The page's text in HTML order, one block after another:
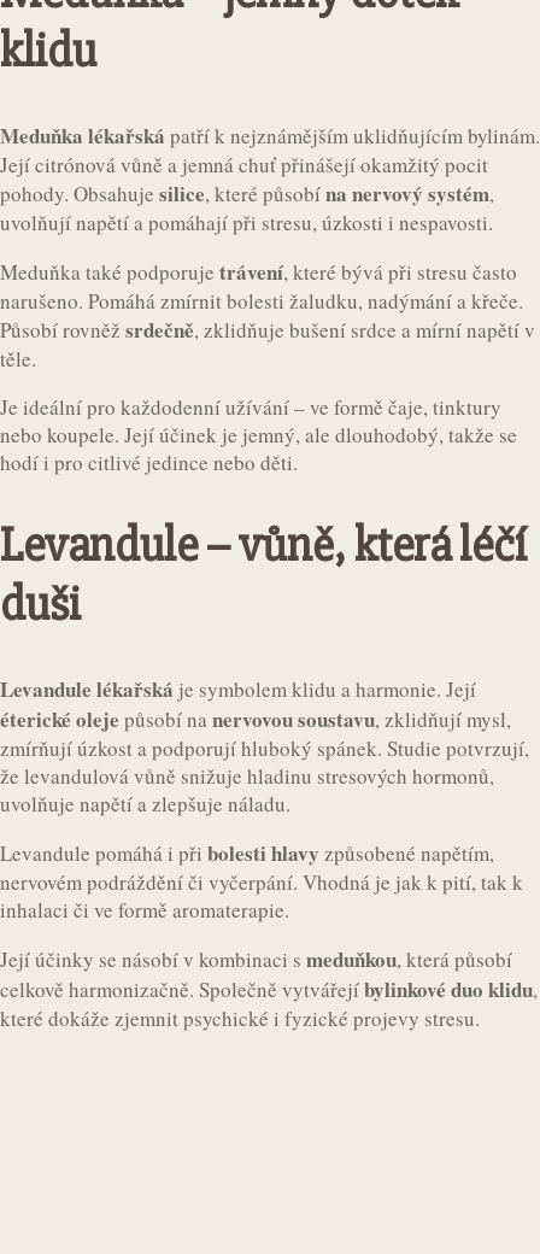
klidu
Meduňka lékařská patří k nejznámějším uklidňujícím bylinám.
Její citrónová vůně a jemná chuť přinášejí okamžitý pocit
pohody. Obsahuje silice, které působína nervový systém,
uvolňují napětí a pomáhají při stresu, úzkosti i nespavosti.
Meduňka také podporuje trávení, které bývá při stresu často
narušeno. Pomáhá zmírnit bolesti žaludku, nadýmání a křeče.
Působí rovněž srdečně, zklidňuje bušení srdce a mírní napětí v
těle.
Je ideální pro každodenní užívání – ve formě čaje, tinktury
nebo koupele. Její účinek je jemný, ale dlouhodobý, takže se
hodí i pro citlivé jedince nebo děti.
Levandule – vůně, která léčí
duši
Levandule lékařská je symbolem klidu a harmonie. Její
éterické oleje působí nanervovou soustavu, zklidňují mysl,
zmírňují úzkost a podporují hluboký spánek. Studie potvrzují,
že levandulová vůně snižuje hladinu stresových hormonů,
uvolňuje napětí a zlepšuje náladu.
Levandule pomáhá i při bolesti hlavy způsobené napětím,
nervovém podráždění či vyčerpání. Vhodná je jak k pití, tak k
inhalaci či ve formě aromaterapie.
Její účinky se násobí v kombinaci s meduňkou, která působí
celkově harmonizačně. Společně vytvářejíbylinkové duo klidu,
které dokáže zjemnit psychické i fyzické projevy stresu.